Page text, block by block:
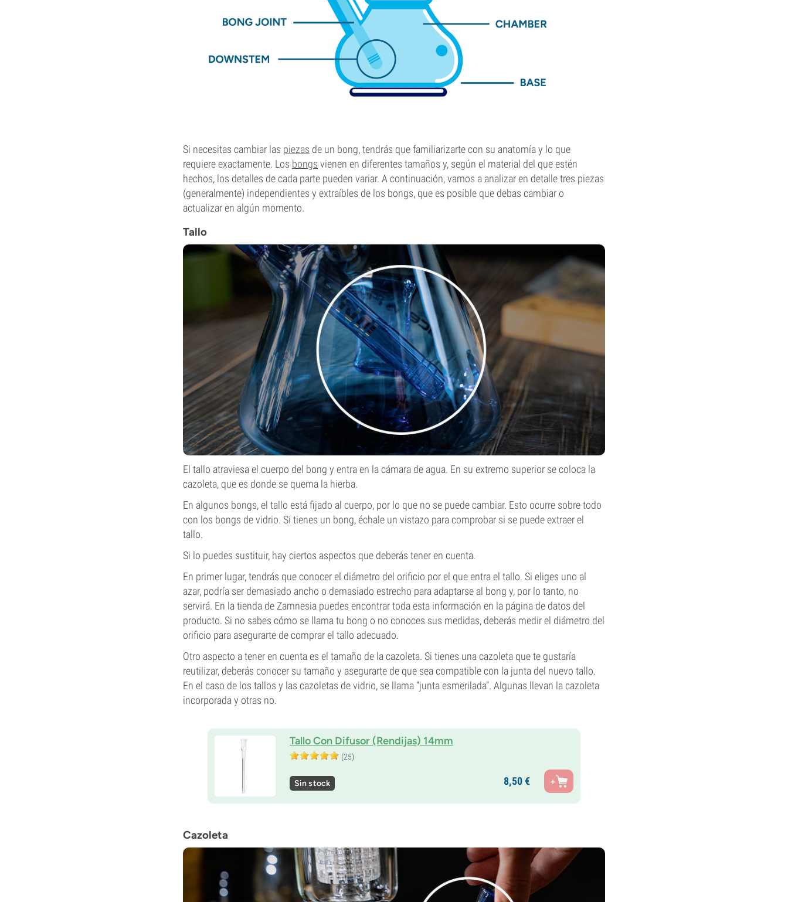
Si necesitas cambiar las piezas de un bong, tendrás que familiarizarte con su anatomía y lo que
requiere exactamente. Los bongs vienen en diferentes tamaños y, según el material del que estén
hechos, los detalles de cada parte pueden variar. A continuación, vamos a analizar en detalle tres piezas
(generalmente) independientes y extraíbles de los bongs, que es posible que debas cambiar o
actualizar en algún momento.
Tallo
El tallo atraviesa el cuerpo del bong y entra en la cámara de agua. En su extremo superior se coloca la
cazoleta, que es donde se quema la hierba.
En algunos bongs, el tallo está fijado al cuerpo, por lo que no se puede cambiar. Esto ocurre sobre todo
con los bongs de vidrio. Si tienes un bong, échale un vistazo para comprobar si se puede extraer el
tallo.
Si lo puedes sustituir, hay ciertos aspectos que deberás tener en cuenta.
En primer lugar, tendrás que conocer el diámetro del orificio por el que entra el tallo. Si eliges uno al
azar, podría ser demasiado ancho o demasiado estrecho para adaptarse al bong y, por lo tanto, no
servirá. En la tienda de Zamnesia puedes encontrar toda esta información en la página de datos del
producto. Si no sabes cómo se llama tu bong o no conoces sus medidas, deberás medir el diámetro del
orificio para asegurarte de comprar el tallo adecuado.
Otro aspecto a tener en cuenta es el tamaño de la cazoleta. Si tienes una cazoleta que te gustaría
reutilizar, deberás conocer su tamaño y asegurarte de que sea compatible con la junta del nuevo tallo.
En el caso de los tallos y las cazoletas de vidrio, se llama “junta esmerilada”. Algunas llevan la cazoleta
incorporada y otras no.
Tallo Con Difusor (Rendijas) 14mm
(25)
Sin stock 8,50€
Cazoleta